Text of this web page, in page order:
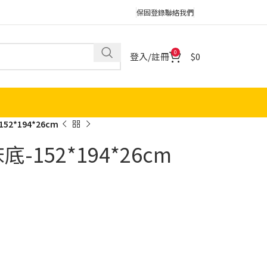
保固登錄聯絡我們
登入/註冊 0 0
-152*194*26cm